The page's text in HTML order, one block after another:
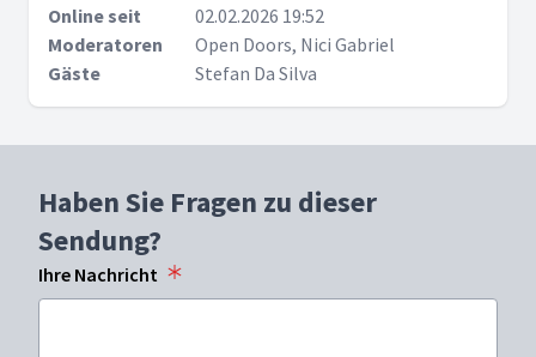
Online seit
02.02.2026 19:52
Moderatoren
Open Doors, Nici Gabriel
Gäste
Stefan Da Silva
Haben Sie Fragen zu dieser
Sendung?
Ihre Nachricht